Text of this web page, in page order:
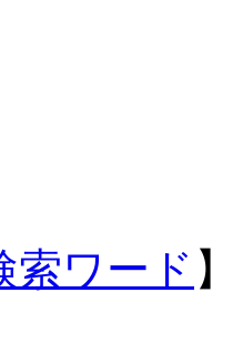
索ワード 】